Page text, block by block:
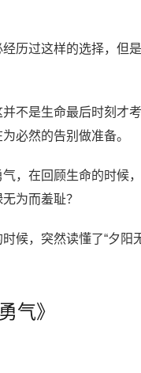
经历过这样的选择，但
不是生命最后时刻才
必然的告别做准备。
，在回顾生命的时候
为而羞耻？
候，突然读懂了“夕阳
气》